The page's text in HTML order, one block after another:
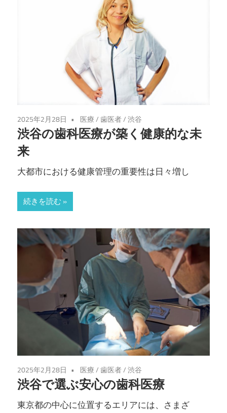
2025年2月28日 医療/歯医者/渋谷
渋谷の歯科医療が築く健康的な未
来
大都市における健康管理の重要性は日々増し
続きを読む
2025年2月28日 医療/歯医者/渋谷
渋谷で選ぶ安心の歯科医療
東京都の中心に位置するエリアには、さまざ